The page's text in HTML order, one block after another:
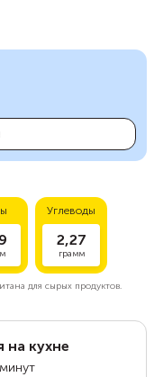
Углеводы
2,27
грамм
для сырых продуктов.
на кухне